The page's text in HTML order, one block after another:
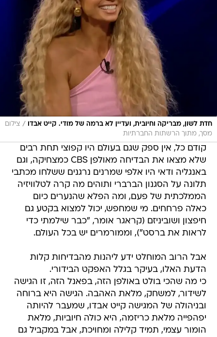
חדת לשון, מבריקה וחיובית, ועדיין לא ברמה של מודי. קייט אבדו / צילום
מסך, מתוך הרשתות החברתיות
קודם כל, אין ספק שגם בעולם היו קפוצי תחת רבים
שלא מצאו את הבדיחה מאולפן CBS כמצחיקה, וגם
באנגליה ודאי היו אלפי שמרנים נרגנים ששלחו מכתבי
תלונה על הסגנון הברברי ותוהים מה קרה לטלוויזיה
הממלכתית של פעם, ומה הפלא שהנערים כיום
כאלה פרחחים. מי שמחפש, יכול למצוא בקטע גם
חיפצון ושוביניזם (קראגר אומר, "כבר שילמתי כדי
לראות את ברסט"), וממורמרים יש בכל העולם.
אבל הרוב המוחלט ידע ליהנות מהבדיחות קלות
הדעת האלו, בעיקר בגלל האפקט הבידורי.
כי מה שהכי בולט באולפן הזה, בפאנל הזה, זו הגישה
לשידור, למשחק, מלאת האהבה. הגישה היא ברוחה
ובניהולה של המגישה קייט אבדו, שמעבר להיותה
יפהפייה מלאת כריזמה, היא כולה חיוביות, מלאת
הומור עצמי, תמיד קלילה ומחויכת, אבל במקביל גם